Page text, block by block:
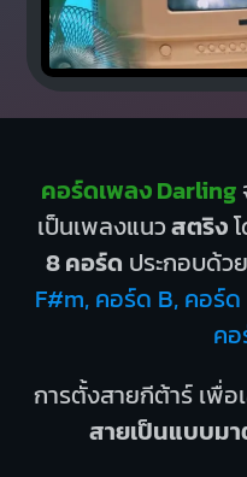
คอร์ดเพลง Darling
เป็นเพลงแนวสตริง
8 คอร์ด ประกอบด้วย
F#m, คอร์ด B, คอร์
ค
การตั้งสายกีต้าร์ เพื่อ
สายเป็นแบบม